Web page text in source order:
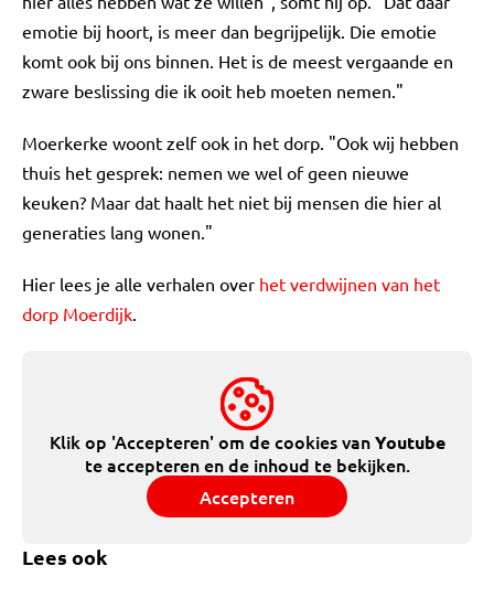
emotie bij hoort, is meer dan begrijpelijk. Die emotie
komt ook bij ons binnen. Het is de meest vergaande en
zware beslissing die ik ooit heb moeten nemen."
Moerkerke woont zelf ook in het dorp. "Ook wij hebben
thuis het gesprek: nemen we wel of geen nieuwe
keuken? Maar dat haalt het niet bij mensen die hier al
generaties lang wonen."
Hier lees je alle verhalen over het verdwijnen van het
dorp Moerdijk.
Klik op 'Accepteren' om de cookies vanYoutube
te accepteren en de inhoud te bekijken.
Accepteren
Lees ook